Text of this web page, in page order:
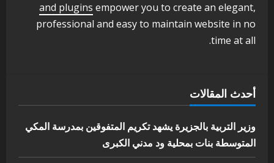
4
5
and plugins empower you to create an elegant,
professional and easy to maintain website in no
time at all.
أحدث المقالات
وزير التربية بالجزيرة يشهد تكريم المتفوقين بمدرسة المكي
المتوسطة بنات بمحلية ود مدني الكبرى